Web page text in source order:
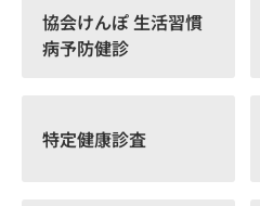
協会けんぽ 生活習慣
病予防健診
特定健康診査